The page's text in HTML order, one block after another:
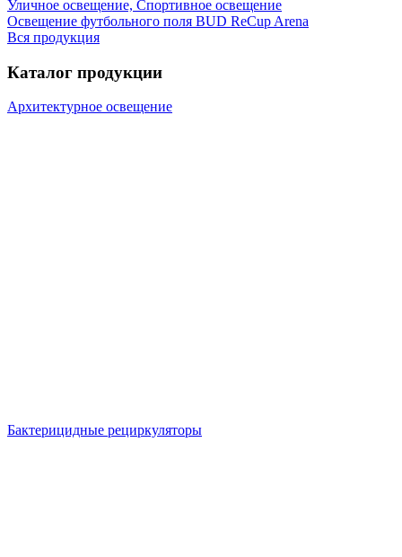
Уличное освещение, Спортивное освещение
Освещение футбольного поля BUD ReCup Arena
Вся продукция
Каталог продукции
Архитектурное освещение
Бактерицидные рециркуляторы